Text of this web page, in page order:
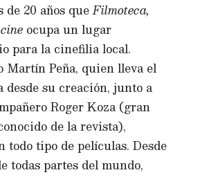
de 20 años queFilmoteca,
ocupa un lugar
para la cinefilia local.
Martín Peña, quien lleva el
desde su creación, junto a
Roger Koza (gran
de la revista),
todo tipo de películas. Desde
todas partes del mundo,